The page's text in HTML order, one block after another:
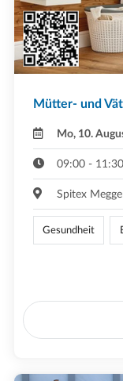
Mütter- und
Mo, 10.
09:00 -
Spitex
Gesundheit